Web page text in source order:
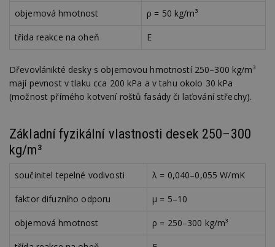
objemová hmotnost ρ = 50 kg/m³
třída reakce na oheň E
Dřevovlánikté desky s objemovou hmotností 250–300 kg/m³
mají pevnost v tlaku cca 200 kPa a v tahu okolo 30 kPa
(možnost přímého kotvení roštů fasády či laťování střechy).
Základní fyzikální vlastnosti desek 250–300
kg/m³
součinitel tepelné vodivosti λ = 0,040–0,055 W/mK
faktor difuzního odporu μ = 5–10
objemová hmotnost ρ = 250–300 kg/m³